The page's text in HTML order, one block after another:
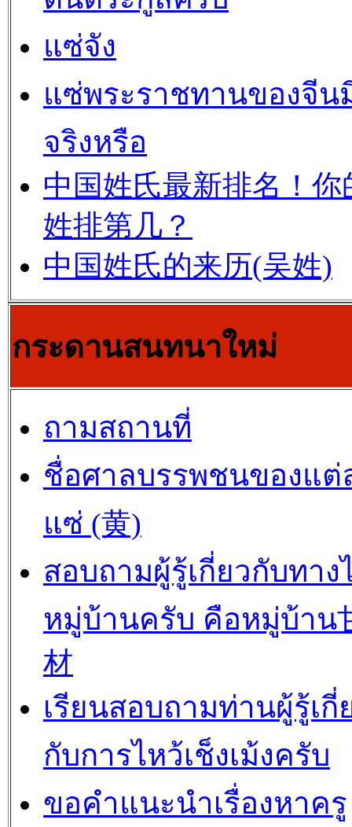
แซ่จัง
แซ่พระราชทานของจีน
จริงหรือ
中国姓氏最新排名！你
姓排第几？
中国姓氏的来历(吴姓)
กระดานสนทนาใหม่
ถามสถานที่
ชื่อศาลบรรพชนของแต่
แซ่ (黄)
สอบถามผู้รู้เกี่ยวกับทาง
หมู่บ้านครับ คือหมู่บ้าน
材
เรียนสอบถามท่านผู้รู้เกี่
กับการไหว้เช็งเม้งครับ
ขอคำแนะนำเรื่องหาครู